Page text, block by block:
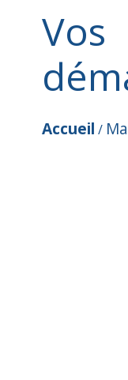
Vos
Accueil /